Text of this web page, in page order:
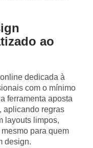
ao
dedicada à
com o mínimo
ferramenta aposta
aplicando regras
layouts limpos,
para quem
design.